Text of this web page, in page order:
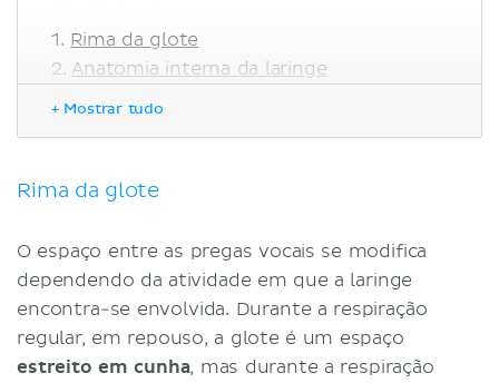
Rima da glote
Anatomia interna da laringe
+ Mostrar tudo
Rima da glote
O espaço entre as pregas vocais se modifica
dependendo da atividade em que a laringe
encontra-se envolvida. Durante a respiração
regular, em repouso, a glote é um espaço
estreito em cunha, mas durante a respiração